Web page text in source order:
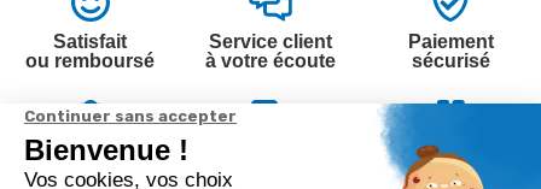
Satisfait
ou remboursé
Service client
à votre écoute
Paiement
sécurisé
Garantie
2 ans
à la carte
Suivi de
commande